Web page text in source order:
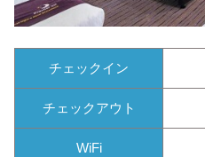
チェックイン
チェックアウト
WiFi